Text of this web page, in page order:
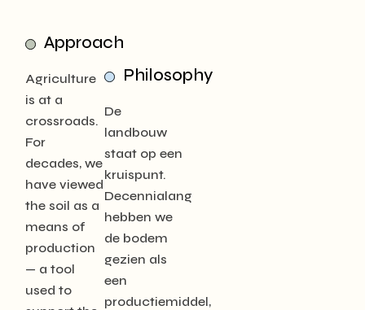
Approach
Agriculture
is at a
crossroads.
For
decades, we
have viewed
the soil as a
means of
production
— a tool
used to
Philosophy
De
landbouw
staat op een
kruispunt.
Decennialang
hebben we
de bodem
gezien als
een
productiemiddel,